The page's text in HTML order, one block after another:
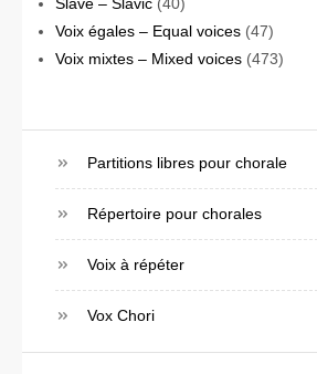
Voix égales – Equal voices (47)
Voix mixtes – Mixed voices (473)
Partitions libres pour chorale
Répertoire pour chorales
Voix à répéter
Vox Chori